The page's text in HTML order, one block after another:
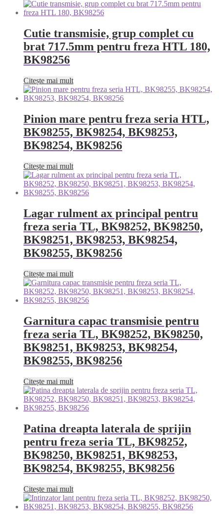
Cutie transmisie, grup complet cu
brat 717.5mm pentru freza HTL 180,
BK98256
Citește mai mult
Pinion mare pentru freza seria HTL,
BK98255, BK98254, BK98253,
BK98254, BK98256
Citește mai mult
Lagar rulment ax principal pentru
freza seria TL, BK98252, BK98250,
BK98251, BK98253, BK98254,
BK98255, BK98256
Citește mai mult
Garnitura capac transmisie pentru
freza seria TL, BK98252, BK98250,
BK98251, BK98253, BK98254,
BK98255, BK98256
Citește mai mult
Patina dreapta laterala de sprijin
pentru freza seria TL, BK98252,
BK98250, BK98251, BK98253,
BK98254, BK98255, BK98256
Citește mai mult